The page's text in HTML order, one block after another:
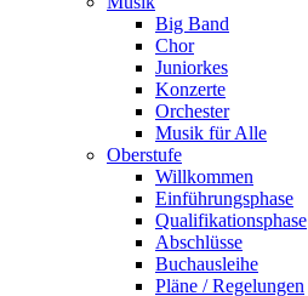
Big Band
Chor
Juniorkes
Konzerte
Orchester
Musik für Alle
Oberstufe
Willkommen
Einführungsphase
Qualifikationsphase
Abschlüsse
Buchausleihe
Pläne / Regelungen